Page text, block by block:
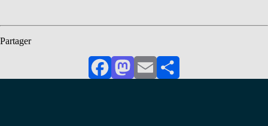
Partager
FacebookMastodon
EmailPartager